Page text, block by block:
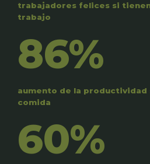
trabajadores felices si
trabajo
86%
aumento de la productividad
comida
60%